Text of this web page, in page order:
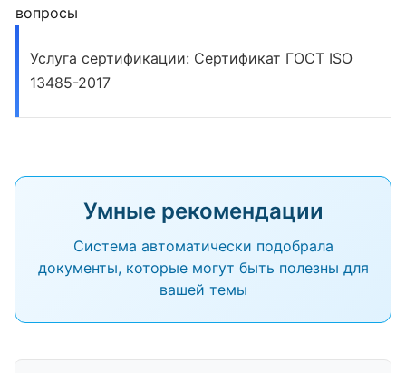
вопросы
Услуга сертификации: Сертификат ГОСТ ISO
13485-2017
Умные рекомендации
Система автоматически подобрала
документы, которые могут быть полезны для
вашей темы